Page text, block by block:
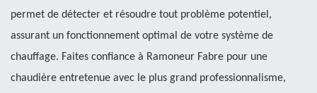
permet de détecter et résoudre tout problème potentiel,
assurant un fonctionnement optimal de votre système de
chauffage. Faites confiance à Ramoneur Fabre pour une
chaudière entretenue avec le plus grand professionnalisme,